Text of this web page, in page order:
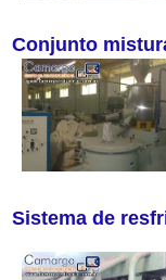
Conjunto
Sistema de